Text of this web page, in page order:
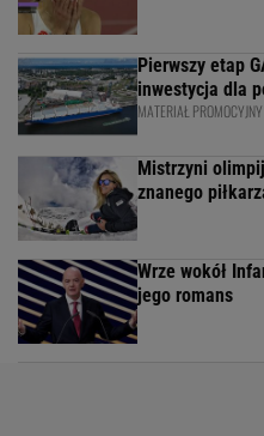
Pierwszy etap
inwestycja dla
MATERIAŁ PROMOCYJNY
Mistrzyni
znanego
Wrze wokół
jego romans